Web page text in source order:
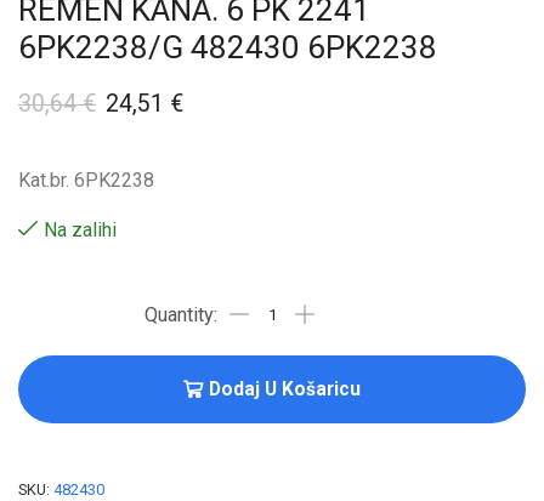
REMEN KANA. 6 PK 2241
6PK2238/G 482430 6PK2238
30,64€ 24,51 €
Kat.br. 6PK2238
Na zalihi
Dodaj U Košaricu
SKU: 482430